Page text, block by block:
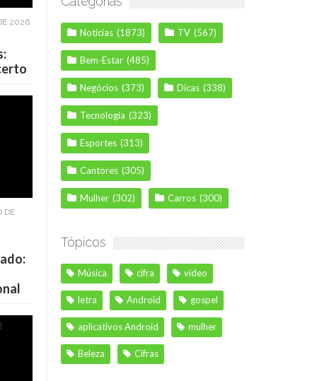
2026
DE
Notícias (1873) TV (567)
Bem-Estar (485)
Negócios (373) Dicas (338)
Tecnologia (323)
Esportes (313)
Cantores (305)
Mulher (302) Carros (300)
Tópicos
Música cifra vídeo
letra Android gospel
aplicativos Android mulher
Beleza Cifras